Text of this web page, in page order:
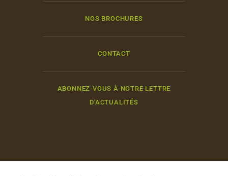
NOS BROCHURES
CONTACT
ABONNEZ-VOUS À NOTRE LETTRE
D'ACTUALITÉS